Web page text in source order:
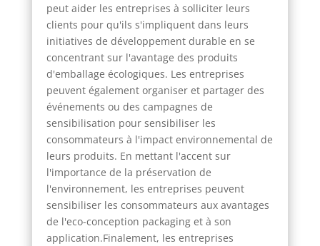
peut aider les entreprises à solliciter leurs
clients pour qu'ils s'impliquent dans leurs
initiatives de développement durable en se
concentrant sur l'avantage des produits
d'emballage écologiques. Les entreprises
peuvent également organiser et partager des
événements ou des campagnes de
sensibilisation pour sensibiliser les
consommateurs à l'impact environnemental de
leurs produits. En mettant l'accent sur
l'importance de la préservation de
l'environnement, les entreprises peuvent
sensibiliser les consommateurs aux avantages
de l'eco-conception packaging et à son
application.Finalement, les entreprises